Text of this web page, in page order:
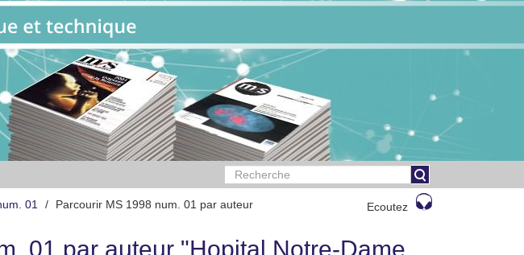
01 Parcourir MS 1998 num. 01 par auteur Ecoutez
01 par auteur "Hopital Notre-Dame,